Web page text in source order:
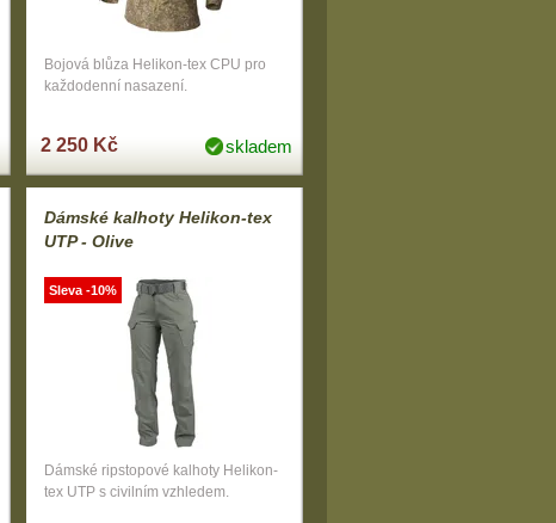
Bojová blůza Helikon-tex CPU pro
každodenní nasazení.
2 250 Kč skladem
Dámské kalhoty Helikon-tex
UTP - Olive
Dámské ripstopové kalhoty Helikon-
tex UTP s civilním vzhledem.
Sleva -10%